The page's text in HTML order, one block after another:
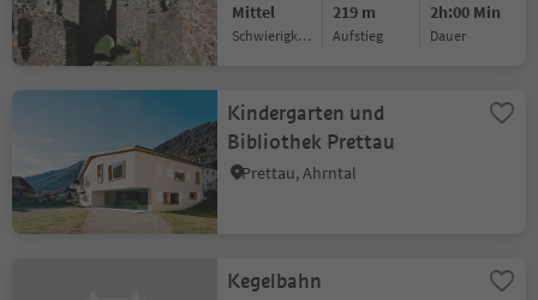
Mittel
Schwierigkeitsgrad
219 m
Aufstieg
2h:00 Min
Dauer
Kindergarten und
Bibliothek Prettau
Prettau, Ahrntal
Kegelbahn